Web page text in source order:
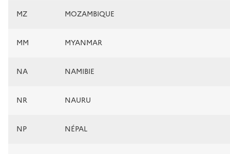
MZ MOZAMBIQUE
MM MYANMAR
NA NAMIBIE
NR NAURU
NP NÉPAL